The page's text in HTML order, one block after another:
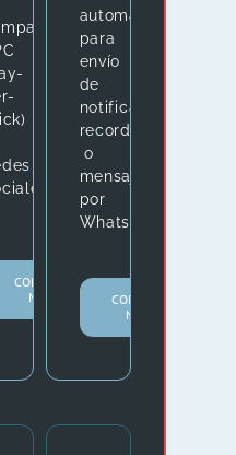
CONOCER
MÁS.
automatizadas
para
envío
de
notificaciones,
recordatorios
o
mensajes
por
WhatsApp.
CONOCER
MÁS.